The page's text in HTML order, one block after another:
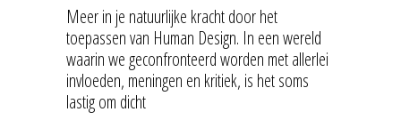
Meer in je natuurlijke kracht door het
toepassen van Human Design. In een wereld
waarin we geconfronteerd worden met allerlei
invloeden, meningen en kritiek, is het soms
lastig om dicht